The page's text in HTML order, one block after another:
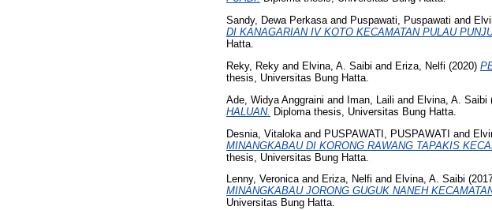
Sandy, Dewa Perkasaand Puspawati, Puspawati and
DI KANAGARIAN IV KOTO KECAMATAN PULAU
Hatta.
Reky, Reky and Elvina, A. Saibi and Eriza, Nelfi (2020)
thesis, Universitas Bung Hatta.
Ade, Widya Anggraini and Iman, Laili and Elvina, A. Saibi
HALUAN. Diploma thesis, Universitas Bung Hatta.
Desnia, Vitaloka and PUSPAWATI, PUSPAWATI and
MINANGKABAU DI KORONG RAWANG TAPAKIS
thesis, Universitas Bung Hatta.
Lenny, Veronicaand Eriza, Nelfi and Elvina, A. Saibi
MINANGKABAU JORONG GUGUK NANEH
Universitas Bung Hatta.